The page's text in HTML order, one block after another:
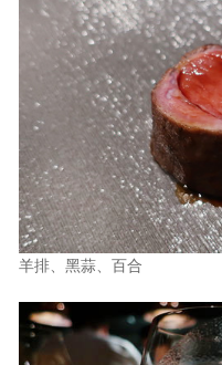
羊排、黑蒜、百合